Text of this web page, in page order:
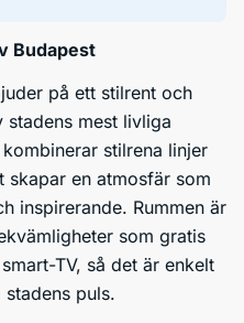
Budapest
på ett stilrent och
mest livliga
stilrena linjer
skapar en atmosfär som
inspirerande. Rummen är
som gratis
TV, så det är enkelt
puls.